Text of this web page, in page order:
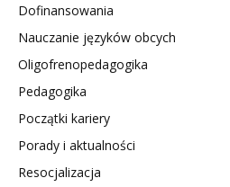
Dofinansowania
Nauczanie języków obcych
Oligofrenopedagogika
Pedagogika
Początki kariery
Porady i aktualności
Resocjalizacja